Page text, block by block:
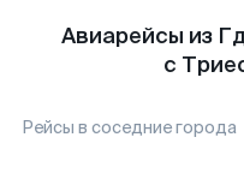
Авиарейсы из
с
Рейсы в соседние города